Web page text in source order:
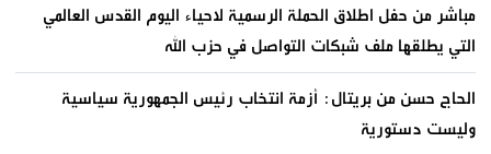
مباشر من حفل اطلاق الحملة الرسمية لاحياء اليوم القدس العالمي
التي يطلقها ملف شبكات التواصل في حزب الله
الحاج حسن من بريتال: أزمة انتخاب رئيس الجمهورية سياسية
وليست دستورية